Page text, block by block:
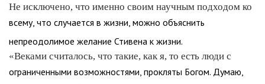
Не исключено, что именно своим научным подходом ко
всему, что случается в жизни, можно объяснить
непреодолимое желание Стивена к жизни.
«Веками считалось, что такие, как я, то есть люди с
ограниченными возможностями, прокляты Богом. Думаю,